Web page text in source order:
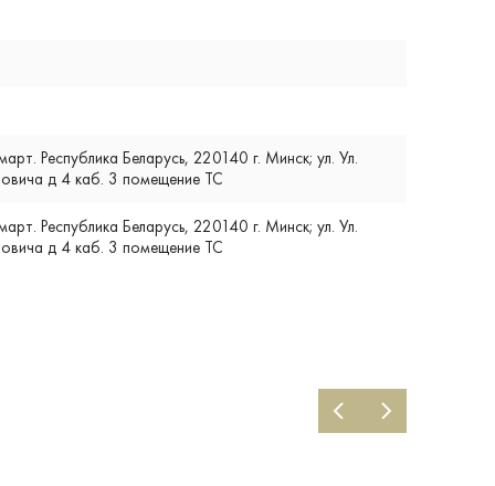
Республика Беларусь, 220140 г. Минск; ул. Ул.
д 4 каб. 3 помещение ТС
Республика Беларусь, 220140 г. Минск; ул. Ул.
д 4 каб. 3 помещение ТС